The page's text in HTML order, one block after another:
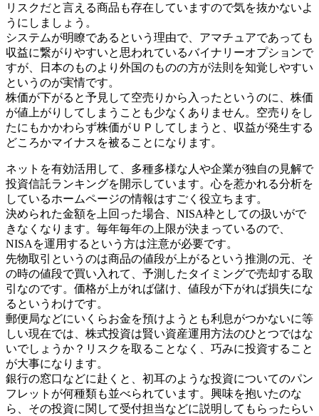
リスクだと言える商品も存在していますので気を抜かないよ
うにしましょう。
システムが明瞭であるという理由で、アマチュアであっても
収益に繋がりやすいと思われているバイナリーオプションで
すが、日本のものより外国のものの方が法則を知覚しやすい
というのが実情です。
株価が下がると予見して空売りから入ったというのに、株価
が値上がりしてしまうことも少なくありません。空売りをし
たにもかかわらず株価がＵＰしてしまうと、収益が発生する
どころかマイナスを被ることになります。
ネットを有効活用して、多種多様な人や企業が独自の見解で
投資信託ランキングを開示しています。心を惹かれる分析を
しているホームページの情報はすごく役立ちます。
決められた金額を上回った場合、NISA枠としての扱いがで
きなくなります。毎年毎年の上限が決まっているので、
NISAを運用するという方は注意が必要です。
先物取引というのは商品の値段が上がるという推測の元、そ
の時の値段で買い入れて、予測したタイミングで売却する取
引なのです。価格が上がれば儲け、値段が下がれば損失にな
るというわけです。
郵便局などにいくらお金を預けようとも利息がつかないに等
しい現在では、株式投資は賢い資産運用方法のひとつではな
いでしょうか？リスクを取ることなく、巧みに投資すること
が大事になります。
銀行の窓口などに赴くと、初耳のような投資についてのパン
フレットが何種類も並べられています。興味を抱いたのな
ら、その投資に関して受付担当などに説明してもらったらい